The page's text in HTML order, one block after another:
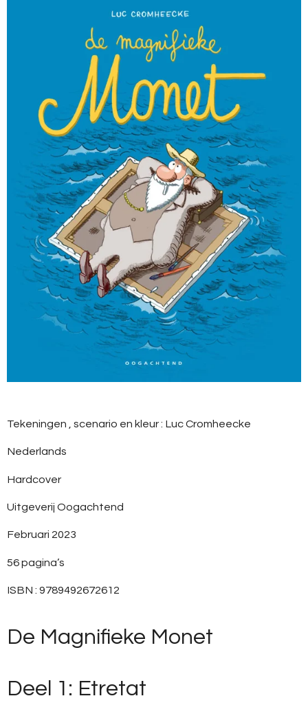
Tekeningen , scenario en kleur : Luc Cromheecke
Nederlands
Hardcover
Uitgeverij Oogachtend
Februari 2023
56 pagina’s
ISBN : 9789492672612
De Magnifieke Monet
Deel 1: Etretat